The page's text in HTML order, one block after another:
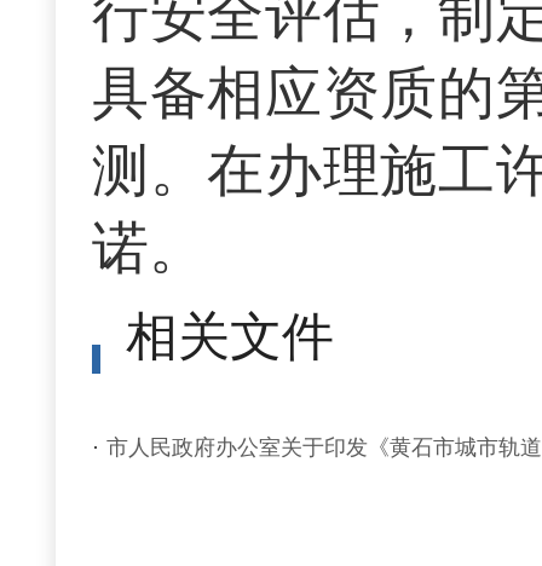
行安全评估，制
具备相应资质的
测。在办理施工
诺。
相关文件
市人民政府办公室关于印发《黄石市城市轨